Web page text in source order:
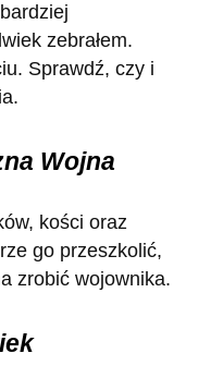
zebrałem.
Sprawdź, czy i
Wojna
kości oraz
go przeszkolić,
zrobić wojownika.